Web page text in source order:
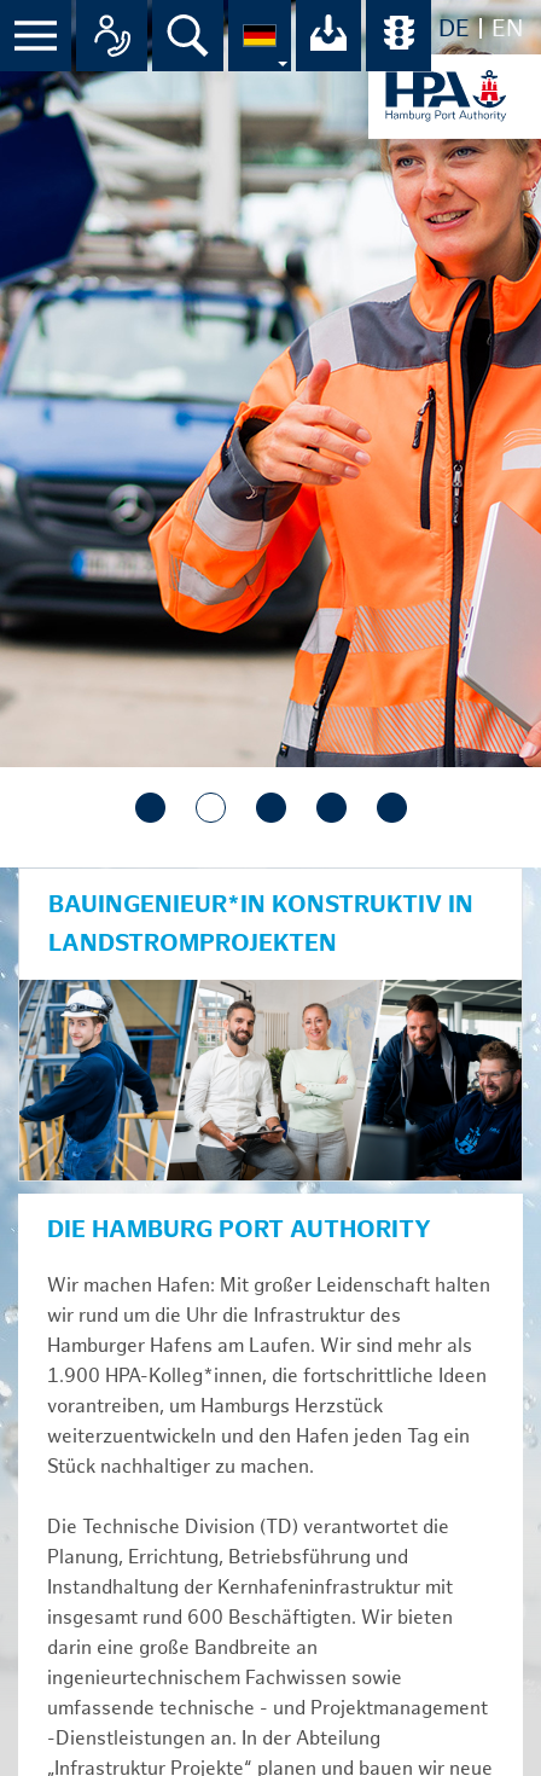
DE EN
Suche Ihr Download-
BAUINGENIEUR*IN KONSTRUKTIV IN
LANDSTROMPROJEKTEN
DIE HAMBURG PORT AUTHORITY
Wir machen Hafen: Mit großer Leidenschaft halten
wir rund um die Uhr die Infrastruktur des
Hamburger Hafens am Laufen. Wir sind mehr als
1.900 HPA-Kolleg*innen, die fortschrittliche Ideen
vorantreiben, um Hamburgs Herzstück
weiterzuentwickeln und den Hafen jeden Tag ein
Stück nachhaltiger zu machen.
Die Technische Division (TD) verantwortet die
Planung, Errichtung, Betriebsführung und
Instandhaltung der Kernhafeninfrastruktur mit
insgesamt rund 600 Beschäftigten. Wir bieten
darin eine große Bandbreite an
ingenieurtechnischem Fachwissen sowie
umfassende technische - und Projektmanagement
-Dienstleistungen an. In der Abteilung
„Infrastruktur Projekte“ planen und bauen wir neue